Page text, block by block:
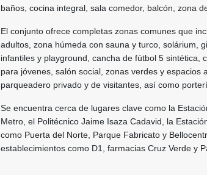
baños, cocina integral, sala comedor, balcón, zona
El conjunto ofrece completas zonas comunes que
adultos, zona húmeda con sauna y turco, solárium,
infantiles y playground, cancha de fútbol 5 sintética,
para jóvenes, salón social, zonas verdes y espacios
parqueadero privado y de visitantes, así como
Se encuentra cerca de lugares clave como la
Metro, el Politécnico Jaime Isaza Cadavid, la
como Puerta del Norte, Parque Fabricato y
establecimientos como D1, farmacias Cruz Verde y